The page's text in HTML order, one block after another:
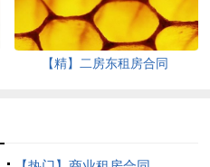
【精】二房东租房合同